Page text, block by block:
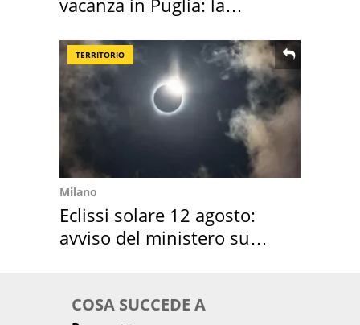
vacanza in Puglia: la
TERRITORIO
Milano
Eclissi solare 12 agosto:
avviso del ministero su